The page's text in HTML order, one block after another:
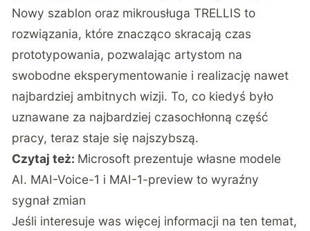
Nowy szablon oraz mikrousługa TRELLIS to
rozwiązania, które znacząco skracają czas
prototypowania, pozwalając artystom na
swobodne eksperymentowanie i realizację nawet
najbardziej ambitnych wizji. To, co kiedyś było
uznawane za najbardziej czasochłonną część
pracy, teraz staje się najszybszą.
Czytaj też: Microsoft prezentuje własne modele
AI. MAI-Voice-1 i MAI-1-preview to wyraźny
sygnał zmian
Jeśli interesuje was więcej informacji na ten temat,